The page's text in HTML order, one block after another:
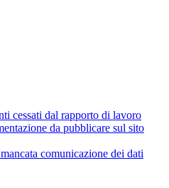
cessati dal rapporto di lavoro
da pubblicare sul sito
comunicazione dei dati